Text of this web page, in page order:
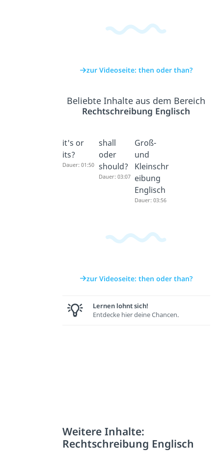
zur Videoseite: then oder than?
Beliebte Inhalte aus dem Bereich
Rechtschreibung Englisch
it's or
its?
Dauer: 01:50
shall
oder
should?
Dauer: 03:07
Groß-
und
Kleinschr
eibung
Englisch
Dauer: 03:56
zur Videoseite: then oder than?
Lernen lohnt sich!
Entdecke hier deine Chancen.
Weitere Inhalte:
Rechtschreibung Englisch